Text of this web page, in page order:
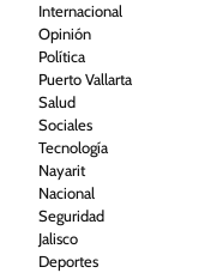
Internacional
Opinión
Política
Puerto Vallarta
Salud
Sociales
Tecnología
Nayarit
Nacional
Seguridad
Jalisco
Deportes